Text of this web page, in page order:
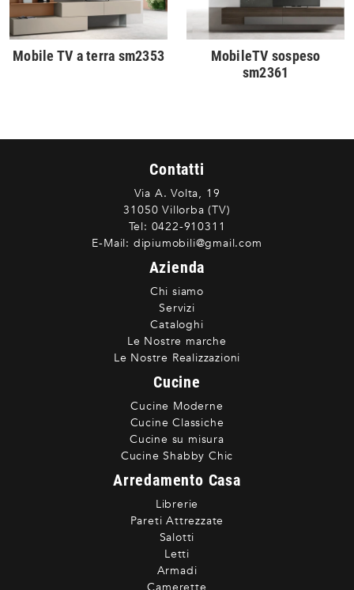
Mobile TV a terra sm2353
MobileTV sospeso
sm2361
Contatti
Via A. Volta, 19
31050 Villorba (TV)
Tel: 0422-910311
E-Mail: dipiumobili@gmail.com
Azienda
Chi siamo
Servizi
Cataloghi
Le Nostre marche
Le Nostre Realizzazioni
Cucine
Cucine Moderne
Cucine Classiche
Cucine su misura
Cucine Shabby Chic
Arredamento Casa
Librerie
Pareti Attrezzate
Salotti
Letti
Armadi